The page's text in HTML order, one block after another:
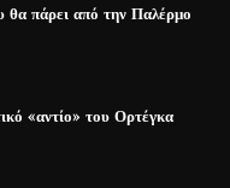
πάρει από την Παλέρμο
«αντίο» του Ορτέγκα